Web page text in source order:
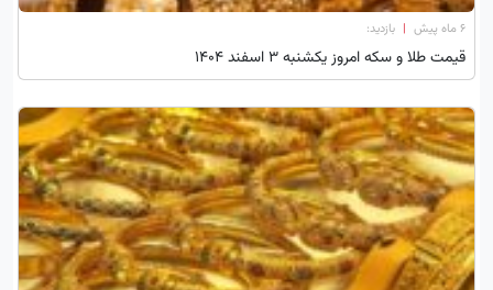
۶ ماه پیش | بازدید:
قیمت طلا و سکه امروز یکشنبه ۳ اسفند ۱۴۰۴